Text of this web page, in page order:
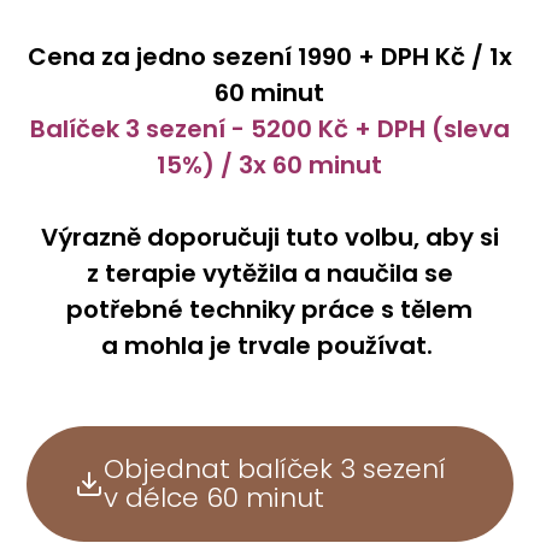
Cena za jedno sezení 1990 + DPH Kč / 1x
60 minut
Balíček 3 sezení - 5200 Kč + DPH (sleva
15%) / 3x 60 minut
Výrazně doporučuji tuto volbu, aby si
z terapie vytěžila a naučila se
potřebné techniky práce s tělem
a mohla je trvale používat.
Objednat balíček 3 sezení
v délce 60 minut